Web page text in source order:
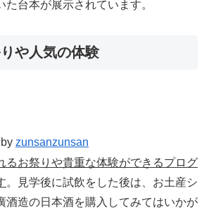
た台本が展示されています。
や人気の体験
zunsanzunsan
るお祭りや貴重な体験ができるプログ
。見学後に試飲をした後は、お土産シ
酒造の日本酒を購入してみてはいかが